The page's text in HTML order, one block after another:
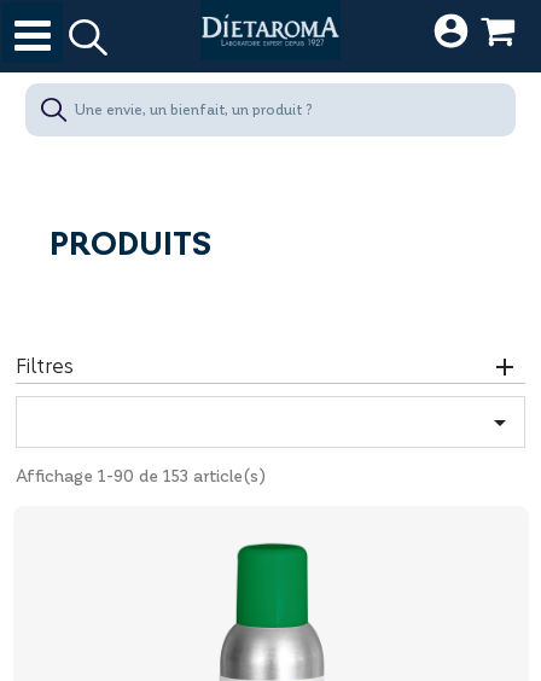
PRODUITS
Filtres

Affichage 1-90 de 153 article(s)